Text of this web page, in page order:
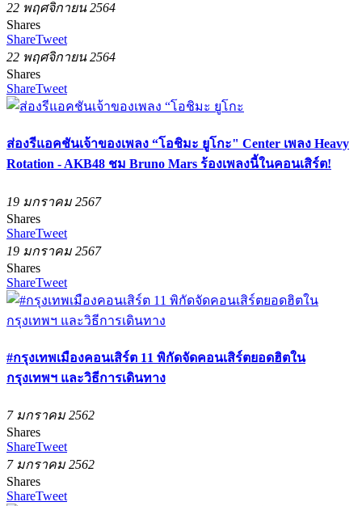
22 พฤศจิกายน 2564
Shares
ShareTweet
22 พฤศจิกายน 2564
Shares
ShareTweet
ส่องรีแอคชันเจ้าของเพลง “โอชิมะ ยูโกะ" Center เพลง Heavy
Rotation - AKB48 ชม Bruno Mars ร้องเพลงนี้ในคอนเสิร์ต!
19 มกราคม 2567
Shares
ShareTweet
19 มกราคม 2567
Shares
ShareTweet
#กรุงเทพเมืองคอนเสิร์ต 11 พิกัดจัดคอนเสิร์ตยอดฮิตใน
กรุงเทพฯ และวิธีการเดินทาง
7 มกราคม 2562
Shares
ShareTweet
7 มกราคม 2562
Shares
ShareTweet